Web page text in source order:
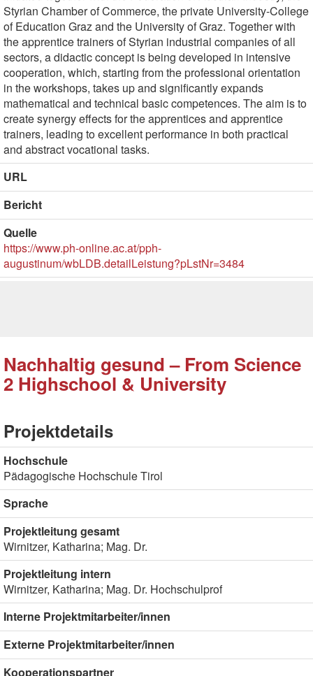
Styrian Chamber of Commerce, the private University-College
of Education Graz and the University of Graz. Together with
the apprentice trainers of Styrian industrial companies of all
sectors, a didactic concept is being developed in intensive
cooperation, which, starting from the professional orientation
in the workshops, takes up and significantly expands
mathematical and technical basic competences. The aim is to
create synergy effects for the apprentices and apprentice
trainers, leading to excellent performance in both practical
and abstract vocational tasks.
URL
Bericht
Quelle
https://www.ph-online.ac.at/pph-
augustinum/wbLDB.detailLeistung?pLstNr=3484
Nachhaltig gesund – From Science
2 Highschool & University
Projektdetails
Hochschule
Pädagogische Hochschule Tirol
Sprache
Projektleitung gesamt
Wirnitzer, Katharina; Mag. Dr.
Projektleitung intern
Wirnitzer, Katharina; Mag. Dr. Hochschulprof
Interne Projektmitarbeiter/innen
Externe Projektmitarbeiter/innen
Kooperationspartner